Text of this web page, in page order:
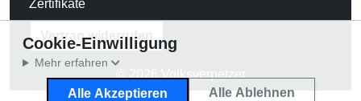
Zertifikate
Vertrag widerrufen
© 2026 Volksverpetzer
Cookie-Einwilligung
Mehr erfahren
Alle Akzeptieren Alle Ablehnen